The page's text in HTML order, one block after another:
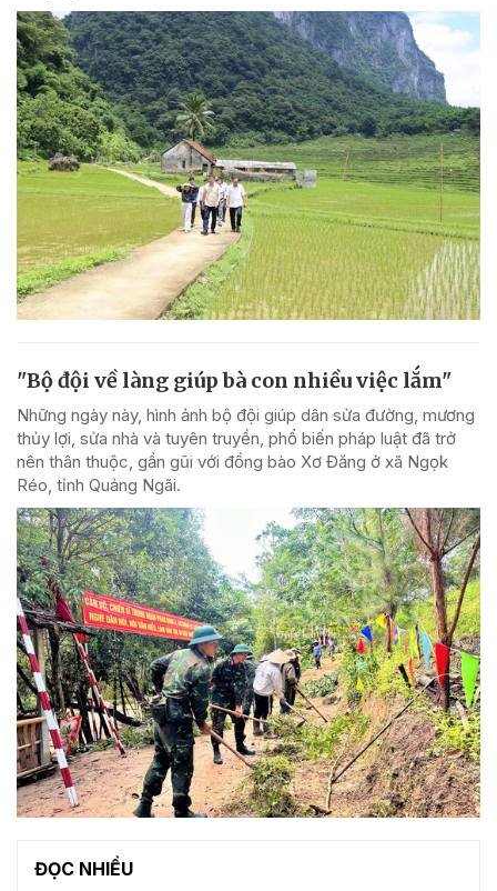
"Bộ đội về làng giúp bà con nhiều việc lắm"
Những ngày này, hình ảnh bộ đội giúp dân sửa đường, mương
thủy lợi, sửa nhà và tuyên truyền, phổ biến pháp luật đã trở
nên thân thuộc, gần gũi với đồng bào Xơ Đăng ở xã Ngọk
Réo, tỉnh Quảng Ngãi.
ĐỌC NHIỀU